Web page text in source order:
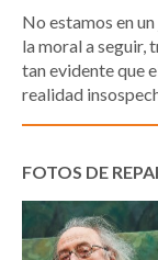
No estamos en
la moral a seguir,
tan evidente que
realidad
FOTOS DE